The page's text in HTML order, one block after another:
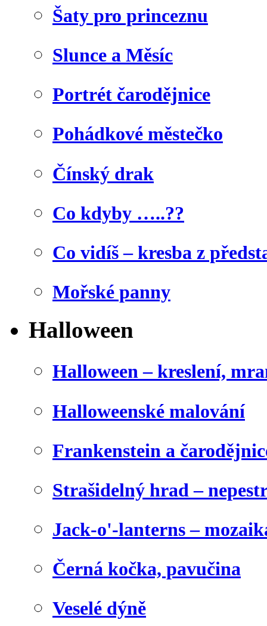
Šaty pro princeznu
Slunce a Měsíc
Portrét čarodějnice
Pohádkové městečko
Čínský drak
Co kdyby …..??
Co vidíš – kresba z
Mořské panny
Halloween
Halloween – kreslení,
Halloweenské malování
Frankenstein a
Strašidelný hrad –
Jack-o'-lanterns –
Černá kočka, pavučina
Veselé dýně